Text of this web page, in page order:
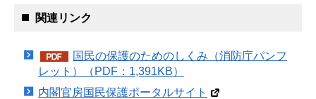
関連リンク
国民の保護のためのしくみ（消防庁パンフ
レット）（PDF：1,391KB）
内閣官房国民保護ポータルサイト